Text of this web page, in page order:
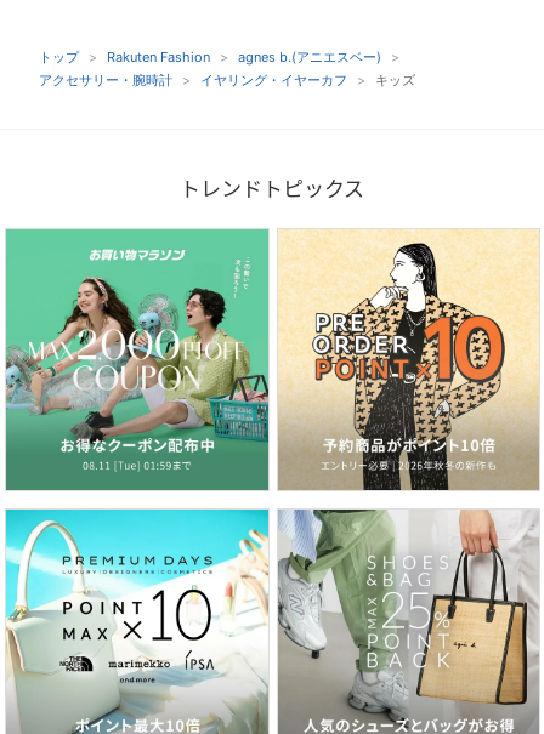
トップ Rakuten Fashion
agnes b.(アニエスベー)
アクセサリー・腕時計
イヤリング・イヤーカフ キッズ
トレンドトピックス